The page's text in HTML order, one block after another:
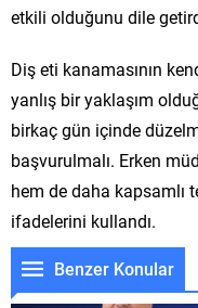
etkili olduğunu dile
Diş eti kanamasının
yanlış bir yaklaşım
birkaç gün içinde
başvurulmalı. Erken
hem de daha kapsamlı
ifadelerini kullandı.
Benzer Konular